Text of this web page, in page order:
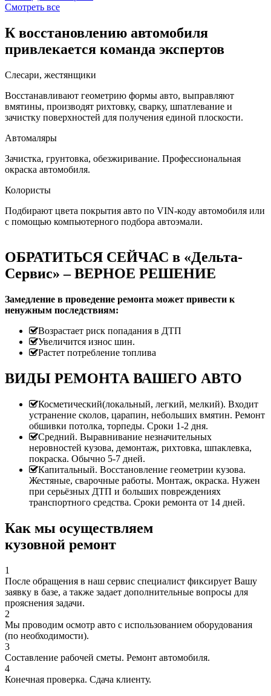
Смотреть все
К восстановлению автомобиля
привлекается команда экспертов
Слесари, жестянщики
Восстанавливают геометрию формы авто, выправляют
вмятины, производят рихтовку, сварку, шпатлевание и
зачистку поверхностей для получения единой плоскости.
Автомаляры
Зачистка, грунтовка, обезжиривание. Профессиональная
окраска автомобиля.
Колористы
Подбирают цвета покрытия авто по VIN-коду автомобиля или
с помощью компьютерного подбора автоэмали.
ОБРАТИТЬСЯ СЕЙЧАС в «Дельта-
Сервис» – ВЕРНОЕ РЕШЕНИЕ
Замедление в проведение ремонта может привести к
ненужным последствиям:
Возрастает риск попадания в ДТП
Увеличится износ шин.
Растет потребление топлива
ВИДЫ РЕМОНТА ВАШЕГО АВТО
Косметический(локальный, легкий, мелкий). Входит
устранение сколов, царапин, небольших вмятин. Ремонт
обшивки потолка, торпеды. Сроки 1-2 дня.
Средний. Выравнивание незначительных
неровностей кузова, демонтаж, рихтовка, шпаклевка,
покраска. Обычно 5-7 дней.
Капитальный. Восстановление геометрии кузова.
Жестяные, сварочные работы. Монтаж, окраска. Нужен
при серьёзных ДТП и больших повреждениях
транспортного средства. Сроки ремонта от 14 дней.
Как мы осуществляем
кузовной ремонт
1
После обращения в наш сервис специалист фиксирует Вашу
заявку в базе, а также задает дополнительные вопросы для
прояснения задачи.
2
Мы проводим осмотр авто с использованием оборудования
(по необходимости).
3
Составление рабочей сметы. Ремонт автомобиля.
4
Конечная проверка. Сдача клиенту.